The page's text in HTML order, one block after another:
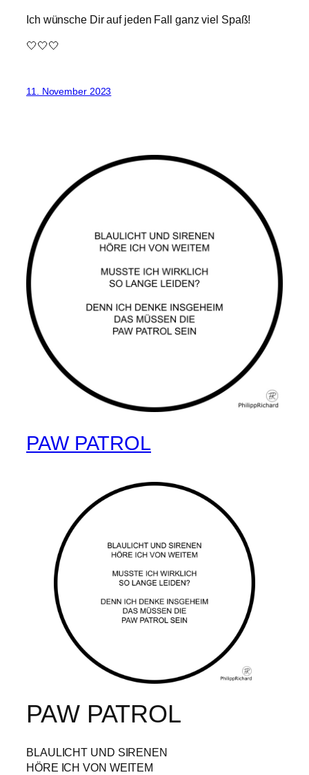
Ich wünsche Dir auf jeden Fall ganz viel Spaß!
🤍🤍🤍
11. November 2023
PAW PATROL
PAW PATROL
BLAULICHT UND SIRENEN
HÖRE ICH VON WEITEM